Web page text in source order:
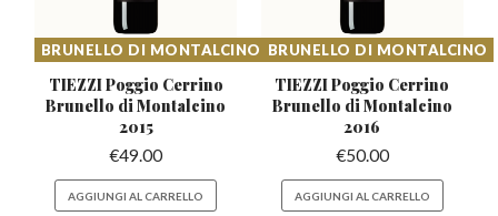
BRUNELLO DI MONTALCINO
TIEZZI Poggio Cerrino
Brunello di Montalcino
2015
€49.00
AGGIUNGI AL CARRELLO
BRUNELLO DI MONTALCINO
TIEZZI Poggio Cerrino
Brunello di Montalcino
2016
€50.00
AGGIUNGI AL CARRELLO